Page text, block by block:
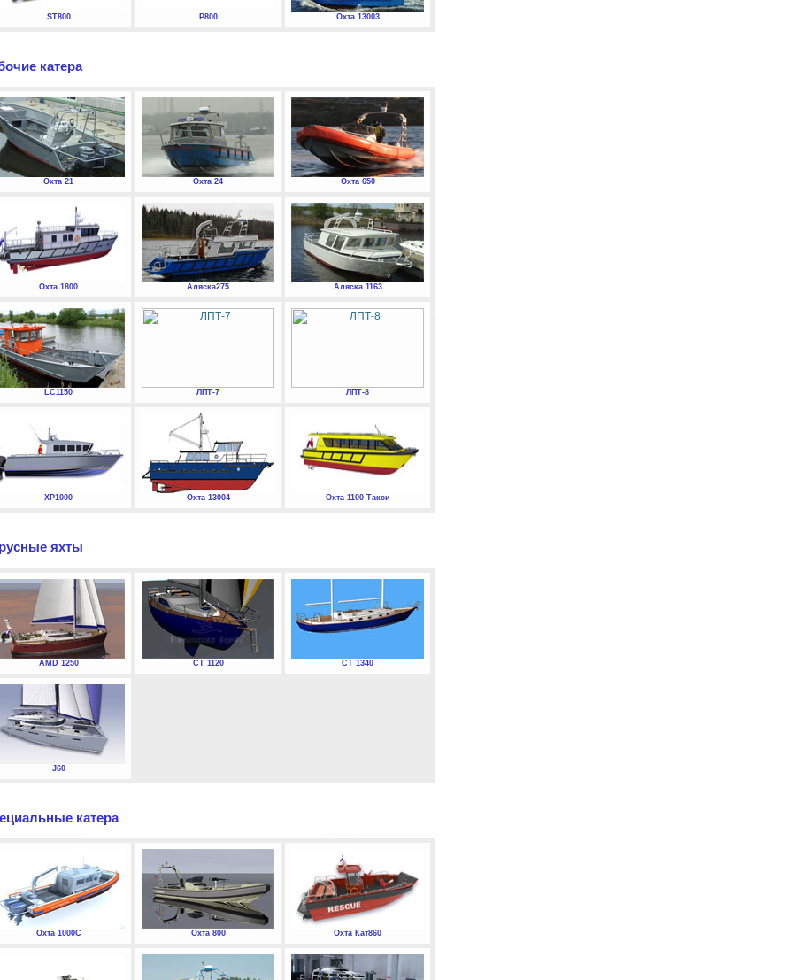
ST800 P800 Охта 13003
катера
Охта 21 Охта 24 Охта 650
Охта 1800 Аляска275 Аляска 1163
LC1150 ЛПТ-7 ЛПТ-8
XP1000 Охта 13004 Охта 1100 Такси
яхты
AMD 1250 СТ 1120 СТ 1340
J60
катера
Охта 1000С Охта 800 Охта Кат860